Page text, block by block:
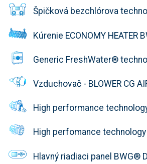
Špičková bezchlórova
Kúrenie ECONOMY HEATER
Generic FreshWater®
Vzduchovač - BLOWER CG
High performance
High perfomance
Hlavný riadiaci panel BWG®